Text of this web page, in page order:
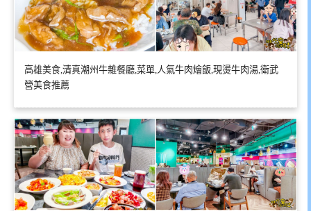
高雄美食,清真潮州牛雜餐廳,菜單,人氣牛肉燴飯,現燙牛肉湯,衛武
營美食推薦